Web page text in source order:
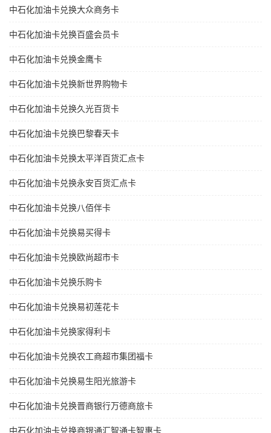
中石化加油卡兑换大众商务卡
中石化加油卡兑换百盛会员卡
中石化加油卡兑换金鹰卡
中石化加油卡兑换新世界购物卡
中石化加油卡兑换久光百货卡
中石化加油卡兑换巴黎春天卡
中石化加油卡兑换太平洋百货汇点卡
中石化加油卡兑换永安百货汇点卡
中石化加油卡兑换八佰伴卡
中石化加油卡兑换易买得卡
中石化加油卡兑换欧尚超市卡
中石化加油卡兑换乐购卡
中石化加油卡兑换易初莲花卡
中石化加油卡兑换家得利卡
中石化加油卡兑换农工商超市集团福卡
中石化加油卡兑换易生阳光旅游卡
中石化加油卡兑换晋商银行万德商旅卡
中石化加油卡兑换商银通汇智通卡智惠卡